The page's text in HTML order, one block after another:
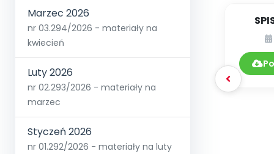
Marzec 2026
nr 03.294/2026 - materiały na
kwiecień
Luty 2026
nr 02.293/2026 - materiały na
marzec
Styczeń 2026
nr 01.292/2026 - materiały na luty